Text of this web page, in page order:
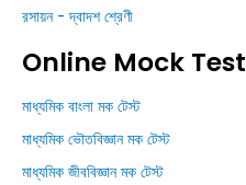
রসায়ন - দ্বাদশ শ্রেণী
Online Mock Test
মাধ্যমিক বাংলা মক টেস্ট
মাধ্যমিক ভৌতবিজ্ঞান মক টেস্ট
মাধ্যমিক জীববিজ্ঞান মক টেস্ট